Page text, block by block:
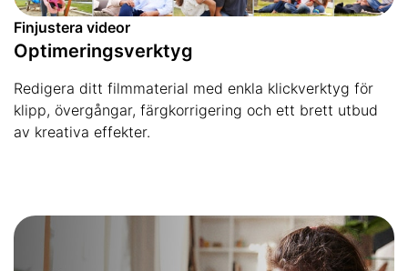
Finjustera videor
Optimeringsverktyg
Redigera ditt filmmaterial med enkla klickverktyg för
klipp, övergångar, färgkorrigering och ett brett utbud
av kreativa effekter.